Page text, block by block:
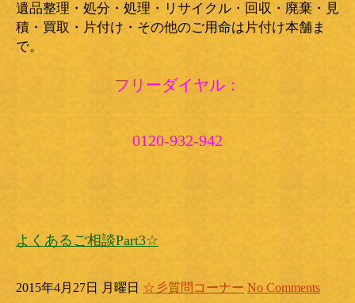
遺品整理・処分・処理・リサイクル・回収・廃棄・見
積・買取・片付け・その他のご用命は片付け本舗ま
で。
フリーダイヤル：
0120-932-942
よくあるご相談Part3☆
2015年4月27日 月曜日 ☆彡質問コーナー No Comments